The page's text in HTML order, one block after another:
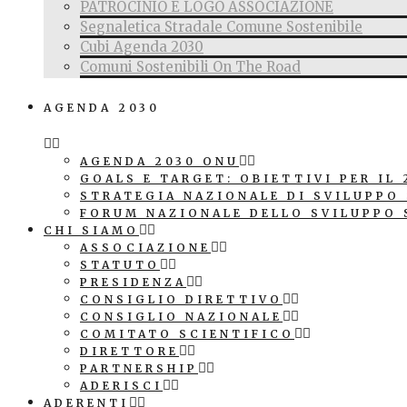
PATROCINIO E LOGO ASSOCIAZIONE
Segnaletica Stradale Comune Sostenibile
Cubi Agenda 2030
Comuni Sostenibili On The Road
AGENDA 2030
AGENDA 2030 ONU
GOALS E TARGET: OBIETTIVI PER IL
STRATEGIA NAZIONALE DI SVILUPPO
FORUM NAZIONALE DELLO SVILUPPO
CHI SIAMO
ASSOCIAZIONE
STATUTO
PRESIDENZA
CONSIGLIO DIRETTIVO
CONSIGLIO NAZIONALE
COMITATO SCIENTIFICO
DIRETTORE
PARTNERSHIP
ADERISCI
ADERENTI